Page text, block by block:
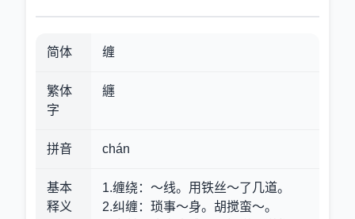
简体 缠
繁体
字
纏
拼音 chán
基本
释义
1.缠绕 ：～线。用铁丝～了几道。
2.纠缠：琐事～身。胡搅蛮～。